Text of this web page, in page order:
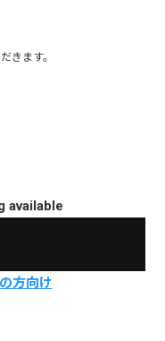
きます。
available
方向け